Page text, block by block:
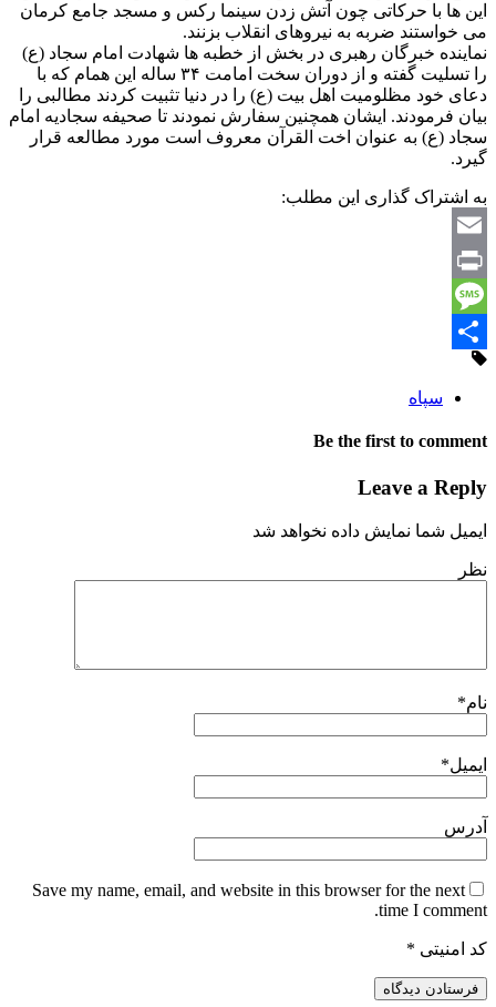
این ها با حرکاتی چون آتش زدن سینما رکس و مسجد جامع کرمان
می خواستند ضربه به نیروهای انقلاب بزنند.
نماینده خبرگان رهبری در بخش از خطبه ها شهادت امام سجاد (ع)
را تسلیت گفته و از دوران سخت امامت ۳۴ ساله این همام که با
دعای خود مظلومیت اهل بیت (ع) را در دنیا تثبیت کردند مطالبی را
بیان فرمودند. ایشان همچنین سفارش نمودند تا صحیفه سجادیه امام
سجاد (ع) به عنوان اخت القرآن معروف است مورد مطالعه قرار
گیرد.
به اشتراک گذاری این مطلب:
Email
Print
Message
Share
سپاه
Be the first to comment
Leave a Reply
ایمیل شما نمایش داده نخواهد شد
نظر
نام*
ایمیل*
آدرس
Save my name, email, and website in this browser for the next
time I comment.
کد امنیتی *